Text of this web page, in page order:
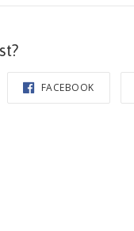
FACEBOOK